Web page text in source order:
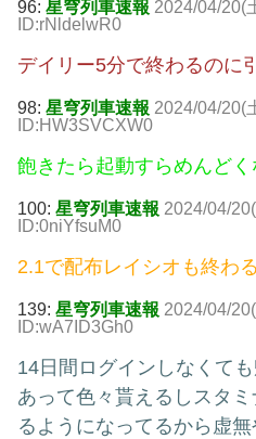
96: 星穹列車速報 2024/04/20(
ID:rNldelwR0
デイリー5分で終わるのに
98: 星穹列車速報 2024/04/20(
ID:HW3SVCXW0
飽きたら起動すらめんど
100: 星穹列車速報 2024/04/
ID:0niYfsuM0
2.1で配布レイシオも終わ
139: 星穹列車速報 2024/04/
ID:wA7ID3Gh0
14日間ログインしなくて
あって色々貰えるしスタ
るようになってるから虚